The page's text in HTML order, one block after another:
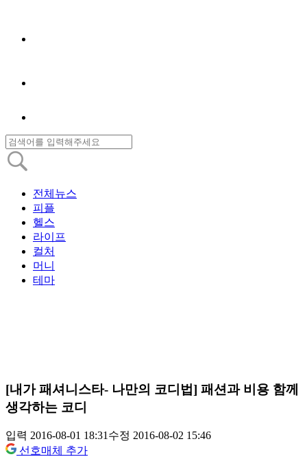
전체뉴스
피플
헬스
라이프
컬처
머니
테마
[내가 패셔니스타- 나만의 코디법] 패션과 비용 함께
생각하는 코디
입력 2016-08-01 18:31수정 2016-08-02 15:46
선호매체 추가